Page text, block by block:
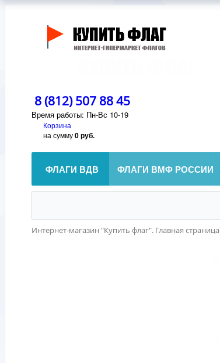
8 (812) 507 88 45
Время работы: Пн-Вс 10-19
Корзина
на сумму0 руб.
ФЛАГИ ВДВ ФЛАГИ ВМФ РОССИИ
Интернет-магазин "Купить флаг". Главная страница